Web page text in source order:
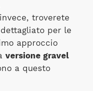
troverete
per le
approccio
versione gravel
a questo